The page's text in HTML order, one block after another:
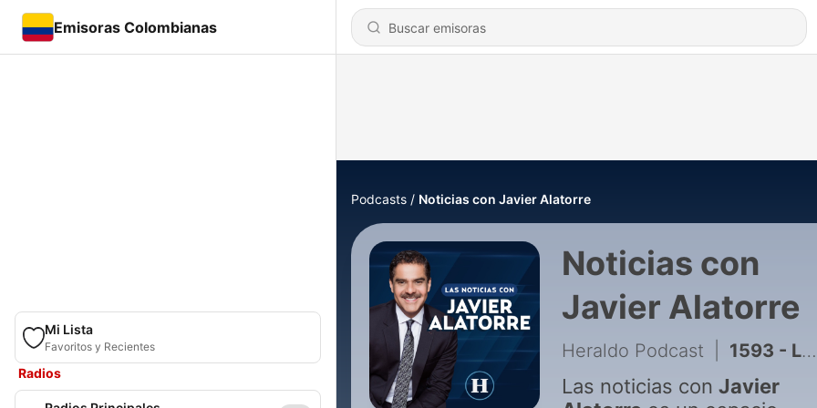
Emisoras Colombianas
Mi Lista
Favoritos y Recientes
Radios
Podcasts Noticias con Javier Alatorre
Noticias con
Javier Alatorre
Heraldo Podcast 1593 - Las Noticias con Javier Alatorre | Programa completo viernes 07 de agosto 2026
Las noticias con Javier